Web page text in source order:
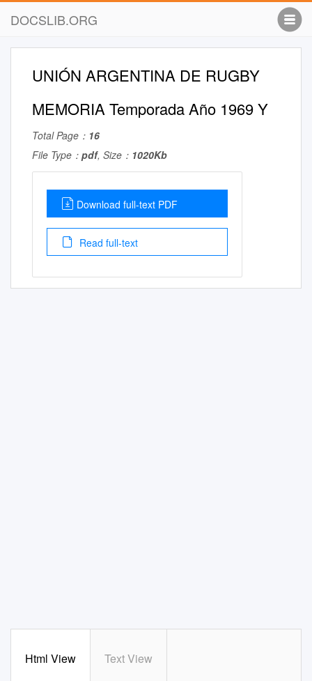
DOCSLIB.ORG
UNIÓN ARGENTINA DE RUGBY
MEMORIA Temporada Año 1969 Y
Total Page： 16
File Type： pdf, Size： 1020Kb
Download full-text PDF
Read full-text
Html View Text View